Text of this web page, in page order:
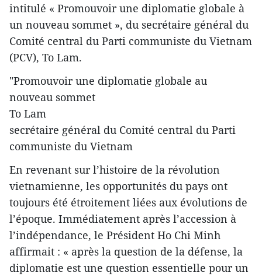
intitulé « Promouvoir une diplomatie globale à
un nouveau sommet », du secrétaire général du
Comité central du Parti communiste du Vietnam
(PCV), To Lam.
"Promouvoir une diplomatie globale au
nouveau sommet
To Lam
secrétaire général du Comité central du Parti
communiste du Vietnam
En revenant sur l’histoire de la révolution
vietnamienne, les opportunités du pays ont
toujours été étroitement liées aux évolutions de
l’époque. Immédiatement après l’accession à
l’indépendance, le Président Ho Chi Minh
affirmait : « après la question de la défense, la
diplomatie est une question essentielle pour un